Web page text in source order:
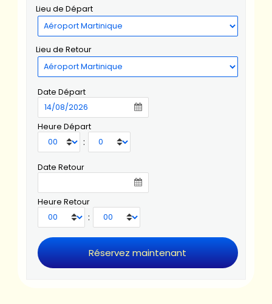
Lieu de Départ
Lieu de Retour
Date Départ
Heure Départ
:
Date Retour
Heure Retour
: